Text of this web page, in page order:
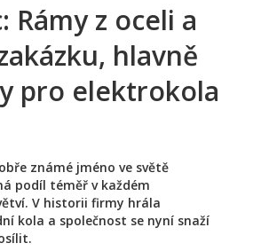
Rámy z oceli a
hlavně
pro elektrokola
známé jméno ve světě
podíl téměř v každém
V historii firmy hrála
kola a společnost se nyní snaží